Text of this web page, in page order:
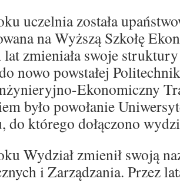
uczelnia została
na Wyższą Szkołę
zmieniała swoje
nowo powstałej
Ekonomiczny
było powołanie
do którego dołączono
Wydział zmienił swoją
i Zarządzania. Przez